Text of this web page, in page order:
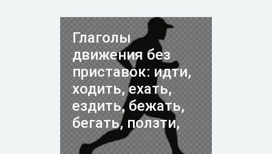
Глаголы
движения без
приставок: идти,
ходить, ехать,
ездить, бежать,
бегать, ползти,
ползать, лететь,